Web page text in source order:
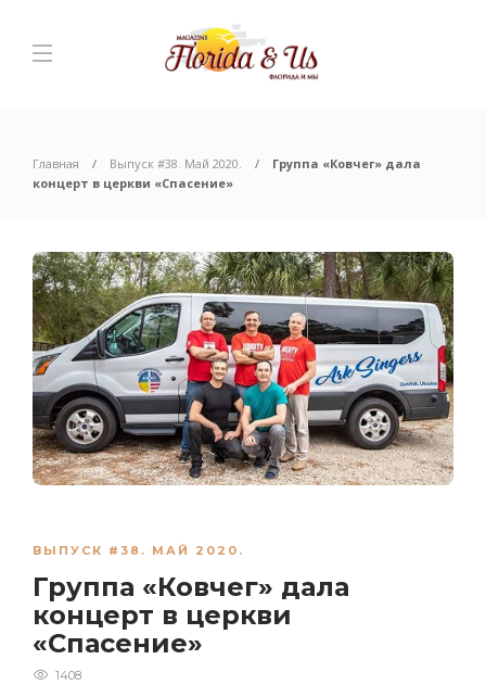
Главная Выпуск #38. Май 2020.
Группа «Ковчег» дала
концерт в церкви «Спасение»
ВЫПУСК #38. МАЙ 2020.
Группа «Ковчег» дала
концерт в церкви
«Спасение»
1408